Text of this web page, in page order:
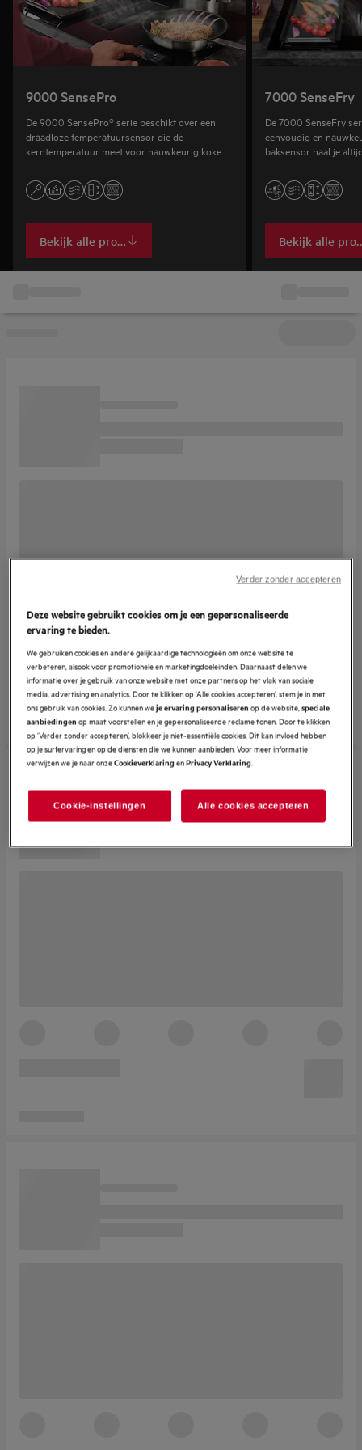
9000 SensePro
De 9000 SensePro® serie beschikt over een
draadloze temperatuursensor die de
kerntemperatuur meet voor nauwkeurig koken,
Bekijk alle producten
7000 SenseFry
De 7000 SenseFry
eenvoudig en
baksensor haal je
bereidt.
Bekijk alle
Deze website gebruikt cookies om je een gepersonaliseerde
ervaring te bieden.
We gebruiken cookies en andere gelijkaardige technologieën om onze website te
verbeteren, alsook voor promotionele en marketingdoeleinden. Daarnaast delen we
informatie over je gebruik van onze website met onze partners op het vlak van sociale
media, advertising en analytics. Door te klikken op ‘Alle cookies accepteren’, stem je in met
ons gebruik van cookies. Zo kunnen weje ervaring personaliseren op de website,speciale
aanbiedingen op maat voorstellen en je gepersonaliseerde reclame tonen. Door te klikken
op ‘Verder zonder accepteren’, blokkeer je niet-essentiële cookies. Dit kan invloed hebben
op je surfervaring en op de diensten die we kunnen aanbieden. Voor meer informatie
verwijzen we je naar onzeCookieverklaringenPrivacy Verklaring.
Cookie-instellingen Alle cookies accepteren
Verder zonder accepteren